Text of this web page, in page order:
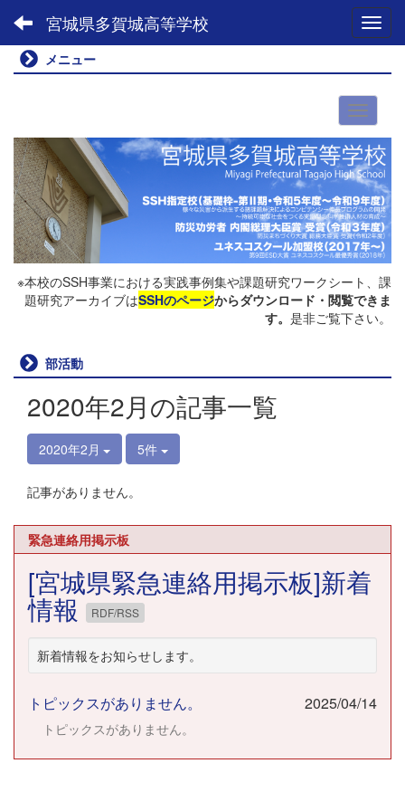
宮城県多賀城高等学校
メニュー
※本校のSSH事業における実践事例集や課題研究ワークシート、課
題研究アーカイブはSSHのページからダウンロード・閲覧できま
す。 是非ご覧下さい。
部活動
2020年2月の記事一覧
2020年2月 5件
記事がありません。
緊急連絡用掲示板
[宮城県緊急連絡用掲示板]新着
情報 RDF/RSS
新着情報をお知らせします。
トピックスがありません。 2025/04/14
トピックスがありません。